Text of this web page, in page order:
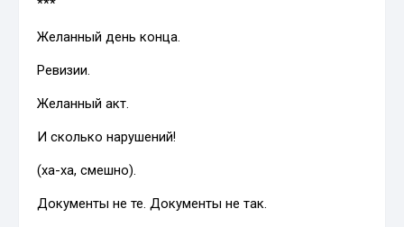
***
Желанный день конца.
Ревизии.
Желанный акт.
И сколько нарушений!
(ха-ха, смешно).
Документы не те. Документы не так.